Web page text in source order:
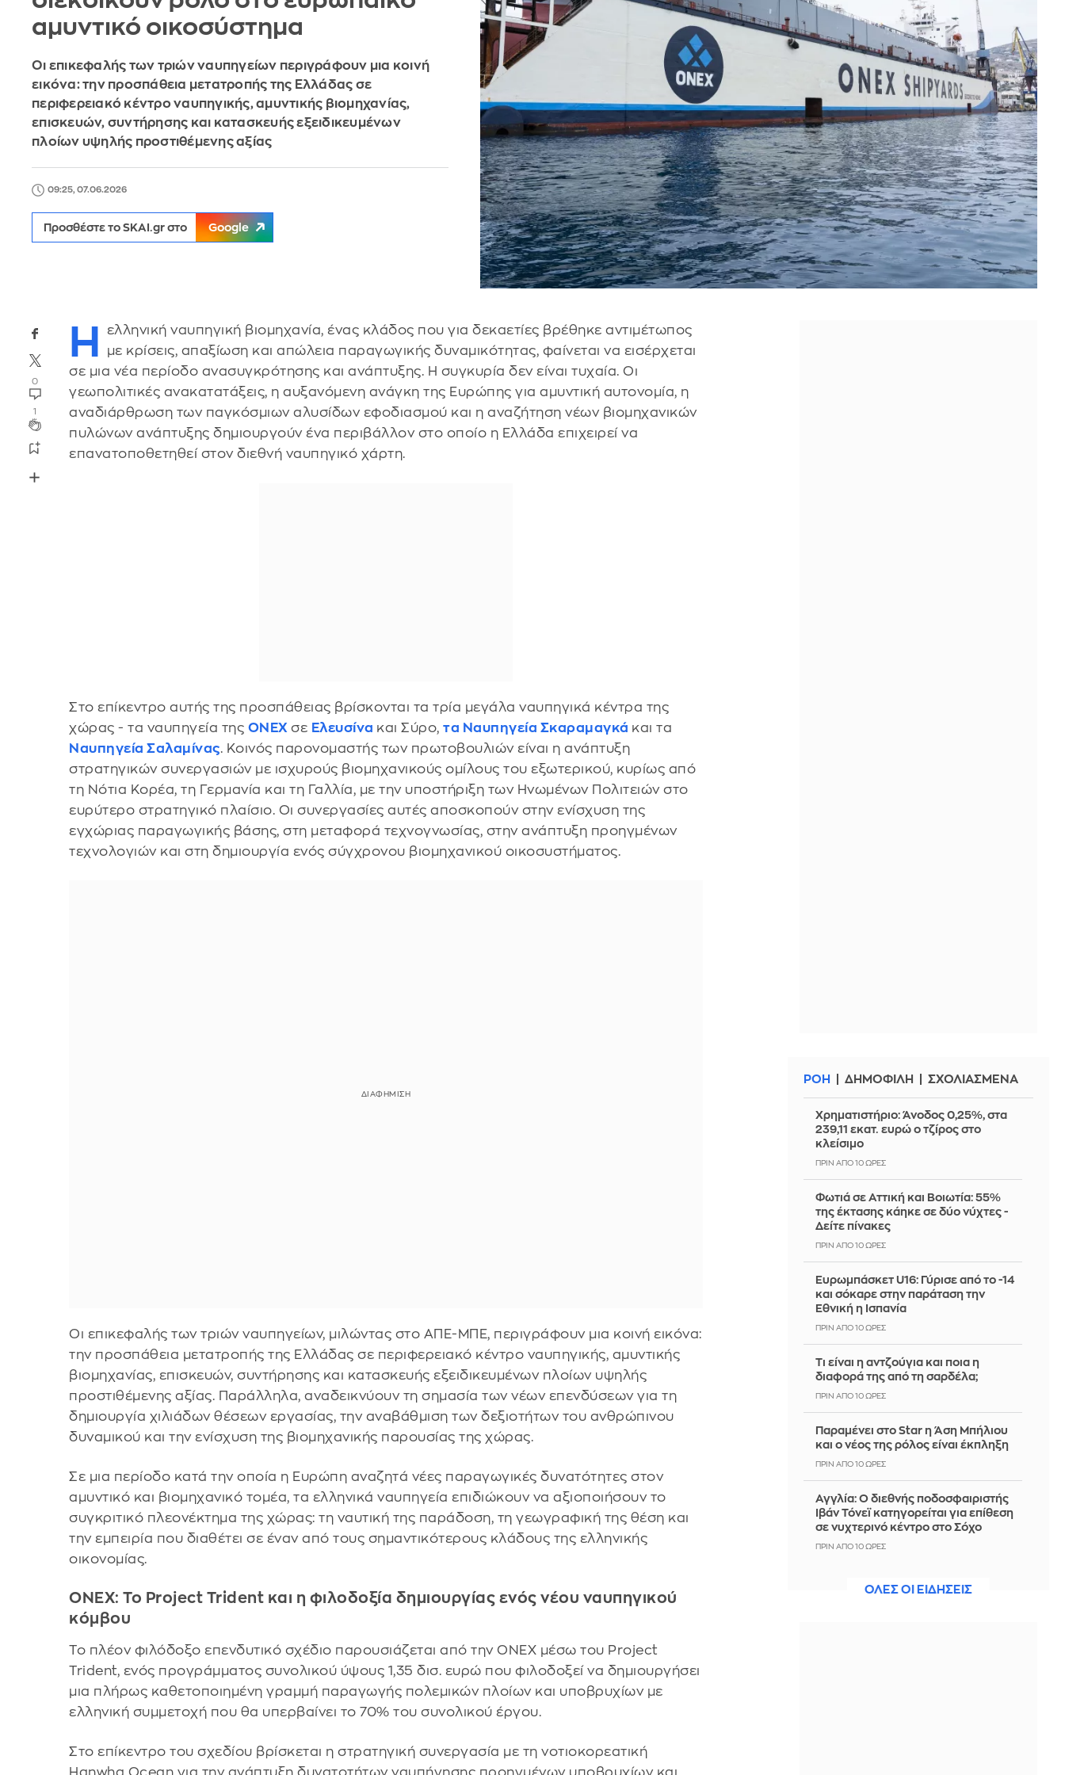
αμυντικό οικοσύστημα
Οι επικεφαλής των τριών ναυπηγείων περιγράφουν μια κοινή
εικόνα: την προσπάθεια μετατροπής της Ελλάδας σε
περιφερειακό κέντρο ναυπηγικής, αμυντικής βιομηχανίας,
επισκευών, συντήρησης και κατασκευής εξειδικευμένων
πλοίων υψηλής προστιθέμενης αξίας
09:25, 07.06.2026
Προσθέστε το SKAI.gr στο Google
0
1
Η
ελληνική ναυπηγική βιομηχανία, ένας κλάδος που για δεκαετίες βρέθηκε αντιμέτωπος
με κρίσεις, απαξίωση και απώλεια παραγωγικής δυναμικότητας, φαίνεται να εισέρχεται
σε μια νέα περίοδο ανασυγκρότησης και ανάπτυξης. Η συγκυρία δεν είναι τυχαία. Οι
γεωπολιτικές ανακατατάξεις, η αυξανόμενη ανάγκη της Ευρώπης για αμυντική αυτονομία, η
αναδιάρθρωση των παγκόσμιων αλυσίδων εφοδιασμού και η αναζήτηση νέων βιομηχανικών
πυλώνων ανάπτυξης δημιουργούν ένα περιβάλλον στο οποίο η Ελλάδα επιχειρεί να
επανατοποθετηθεί στον διεθνή ναυπηγικό χάρτη.
Στο επίκεντρο αυτής της προσπάθειας βρίσκονται τα τρία μεγάλα ναυπηγικά κέντρα της
χώρας - τα ναυπηγεία της ONEXσε Ελευσίνα και Σύρο,τα Ναυπηγεία Σκαραμαγκά και τα
Ναυπηγεία Σαλαμίνας. Κοινός παρονομαστής των πρωτοβουλιών είναι η ανάπτυξη
στρατηγικών συνεργασιών με ισχυρούς βιομηχανικούς ομίλους του εξωτερικού, κυρίως από
τη Νότια Κορέα, τη Γερμανία και τη Γαλλία, με την υποστήριξη των Ηνωμένων Πολιτειών στο
ευρύτερο στρατηγικό πλαίσιο. Οι συνεργασίες αυτές αποσκοπούν στην ενίσχυση της
εγχώριας παραγωγικής βάσης, στη μεταφορά τεχνογνωσίας, στην ανάπτυξη προηγμένων
τεχνολογιών και στη δημιουργία ενός σύγχρονου βιομηχανικού οικοσυστήματος.
Οι επικεφαλής των τριών ναυπηγείων, μιλώντας στο ΑΠΕ-ΜΠΕ, περιγράφουν μια κοινή εικόνα:
την προσπάθεια μετατροπής της Ελλάδας σε περιφερειακό κέντρο ναυπηγικής, αμυντικής
βιομηχανίας, επισκευών, συντήρησης και κατασκευής εξειδικευμένων πλοίων υψηλής
προστιθέμενης αξίας. Παράλληλα, αναδεικνύουν τη σημασία των νέων επενδύσεων για τη
δημιουργία χιλιάδων θέσεων εργασίας, την αναβάθμιση των δεξιοτήτων του ανθρώπινου
δυναμικού και την ενίσχυση της βιομηχανικής παρουσίας της χώρας.
Σε μια περίοδο κατά την οποία η Ευρώπη αναζητά νέες παραγωγικές δυνατότητες στον
αμυντικό και βιομηχανικό τομέα, τα ελληνικά ναυπηγεία επιδιώκουν να αξιοποιήσουν το
συγκριτικό πλεονέκτημα της χώρας: τη ναυτική της παράδοση, τη γεωγραφική της θέση και
την εμπειρία που διαθέτει σε έναν από τους σημαντικότερους κλάδους της ελληνικής
οικονομίας.
ONEX: Το Project Trident και η φιλοδοξία δημιουργίας ενός νέου ναυπηγικού
κόμβου
Το πλέον φιλόδοξο επενδυτικό σχέδιο παρουσιάζεται από την ONEX μέσω του Project
Trident, ενός προγράμματος συνολικού ύψους 1,35 δισ. ευρώ που φιλοδοξεί να δημιουργήσει
μια πλήρως καθετοποιημένη γραμμή παραγωγής πολεμικών πλοίων και υποβρυχίων με
ελληνική συμμετοχή που θα υπερβαίνει το 70% του συνολικού έργου.
Στο επίκεντρο του σχεδίου βρίσκεται η στρατηγική συνεργασία με τη νοτιοκορεατική
Hanwha Ocean για την ανάπτυξη δυνατοτήτων ναυπήγησης προηγμένων υποβρυχίων και
ΡΟΗ ΔΗΜΟΦΙΛΗ ΣΧΟΛΙΑΣΜΕΝΑ
Χρηματιστήριο: Άνοδος 0,25%, στα
239,11 εκατ. ευρώ ο τζίρος στο
κλείσιμο
ΠΡΙΝ ΑΠΌ 10 ΏΡΕΣ
Φωτιά σε Αττική και Βοιωτία: 55%
της έκτασης κάηκε σε δύο νύχτες -
Δείτε πίνακες
ΠΡΙΝ ΑΠΌ 10 ΏΡΕΣ
Ευρωμπάσκετ U16: Γύρισε από το -14
και σόκαρε στην παράταση την
Εθνική η Ισπανία
ΠΡΙΝ ΑΠΌ 10 ΏΡΕΣ
Τι είναι η αντζούγια και ποια η
διαφορά της από τη σαρδέλα;
ΠΡΙΝ ΑΠΌ 10 ΏΡΕΣ
Παραμένει στο Star η Άση Μπήλιου
και ο νέος της ρόλος είναι έκπληξη
ΠΡΙΝ ΑΠΌ 10 ΏΡΕΣ
Αγγλία: Ο διεθνής ποδοσφαιριστής
Ιβάν Τόνεϊ κατηγορείται για επίθεση
σε νυχτερινό κέντρο στο Σόχο
ΠΡΙΝ ΑΠΌ 10 ΏΡΕΣ
ολοκλήρωση της συνεργασίας του
ΟΛΕΣ ΟΙ ΕΙΔΗΣΕΙΣ